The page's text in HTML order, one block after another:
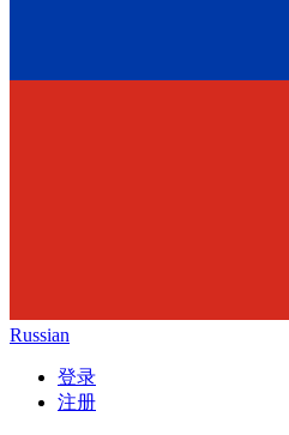
Russian
登录
注册